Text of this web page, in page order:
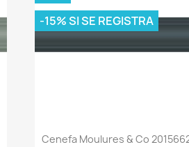
Vista rápida
Cenefa Moulures & Co
-15% SI SE REGISTRA